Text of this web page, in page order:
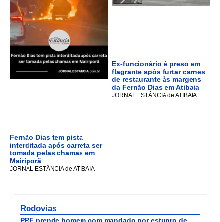
Fernão Dias tem pista
interditada após carreta ser
tomada pelas chamas em
Mairiporã
JORNAL ESTÂNCIA de ATIBAIA
Ex-funcionário é preso em
flagrante após furtar carnes
de restaurante às margens
da Fernão Dias em Atibaia
JORNAL ESTÂNCIA de ATIBAIA
Rodovias
PRF prende homem com mandado por estupro de